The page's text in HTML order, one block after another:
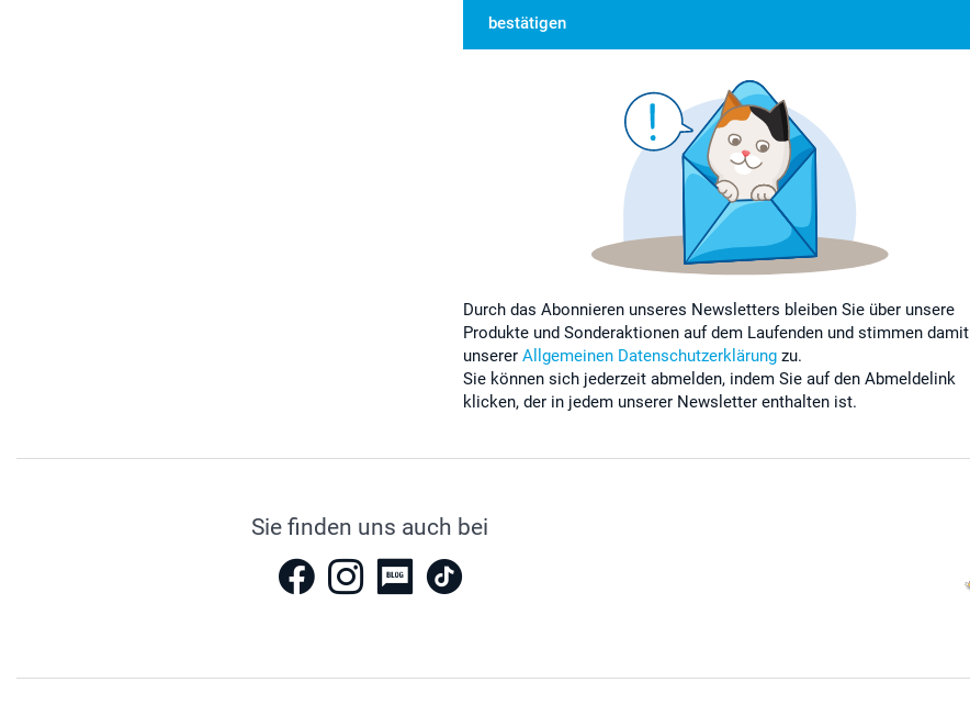
bestätigen
Durch das Abonnieren unseres Newsletters bleiben Sie über unsere
Produkte und Sonderaktionen auf dem Laufenden und stimmen damit
unserer Allgemeinen Datenschutzerklärung zu.
Sie können sich jederzeit abmelden, indem Sie auf den Abmeldelink
klicken, der in jedem unserer Newsletter enthalten ist.
Sie finden uns auch bei